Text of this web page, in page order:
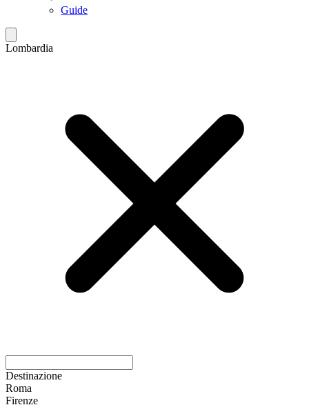
Guide
Lombardia
Destinazione
Roma
Firenze